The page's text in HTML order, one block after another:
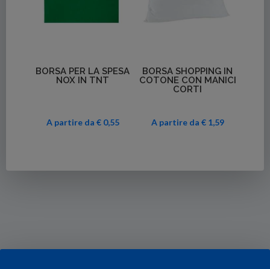
Dettagli
BORSA PER LA SPESA
NOX IN TNT
A partire da € 0,55
Dettagli
BORSA SHOPPING IN
COTONE CON MANICI
CORTI
A partire da € 1,59